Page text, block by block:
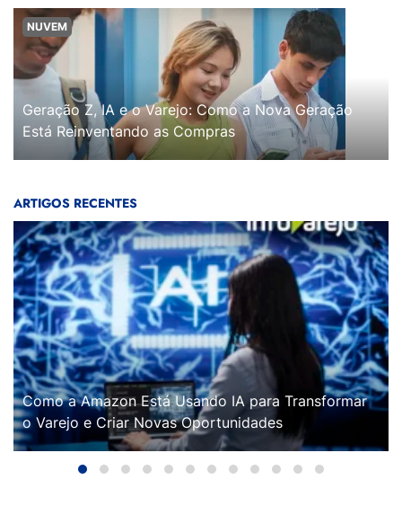
NUVEM
Geração Z, IA e o Varejo: Como a Nova Geração
Está Reinventando as Compras
ARTIGOS RECENTES
Como a Amazon Está Usando IA para Transformar
o Varejo e Criar Novas Oportunidades